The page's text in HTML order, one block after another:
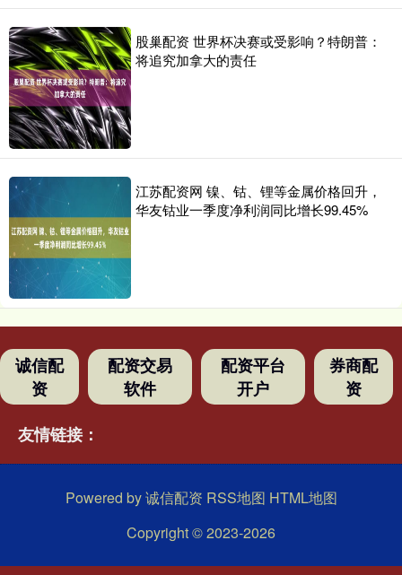
股巢配资 世界杯决赛或受影响？特朗普：
将追究加拿大的责任
江苏配资网 镍、钴、锂等金属价格回升，
华友钴业一季度净利润同比增长99.45%
诚信配
资
配资交易
软件
配资平台
开户
券商配
资
友情链接：
Powered by诚信配资 RSS地图 HTML地图
Copyright© 2023-2026